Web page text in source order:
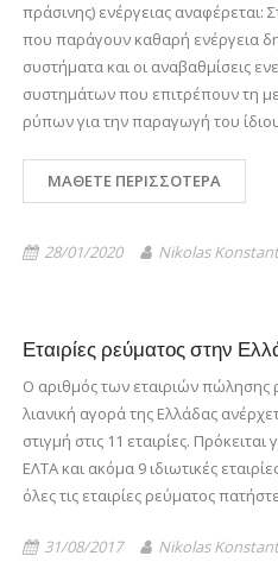
πράσινης) ενέργειας αναφέρεται:
που παράγουν καθαρή ενέργεια
συστήματα και οι αναβαθμίσεις
συστημάτων που επιτρέπουν τη
ρύπων για την παραγωγή του
ΜΆΘΕΤΕ ΠΕΡΙΣΣΌΤΕΡΑ
28/01/2020 Nikolas
Εταιρίες ρεύματος στην
Ο αριθμός των εταιριών πώλησης
λιανική αγορά της Ελλάδας
στιγμή στις 11 εταιρίες. Πρόκειται
ΕΛΤΑ και ακόμα 9 ιδιωτικές
όλες τις εταιρίες ρεύματος
31/08/2017 Nikolas